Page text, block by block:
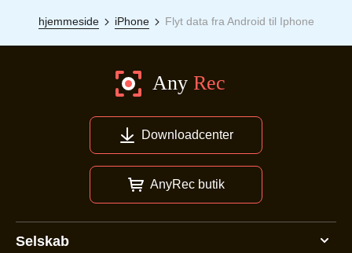
hjemmeside iPhone Flyt data fra Android til Iphone
Downloadcenter
AnyRec butik
Selskab